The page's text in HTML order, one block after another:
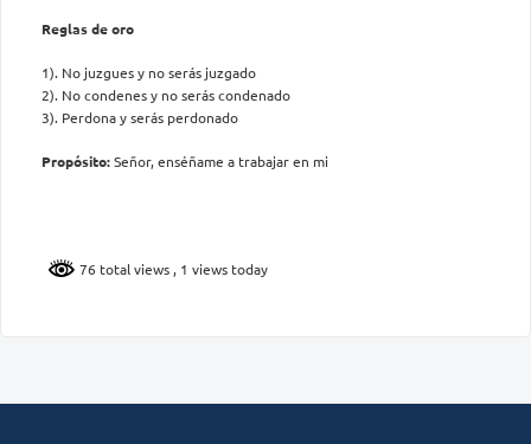
Reglas de oro
1). No juzgues y no serás juzgado
2). No condenes y no serás condenado
3). Perdona y serás perdonado
Propósito:Señor, enséñame a trabajar en mi
76 total views , 1 views today